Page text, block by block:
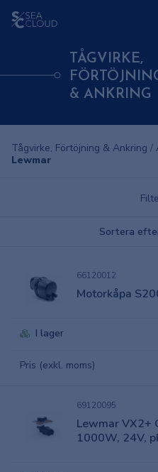
TÅGVIRKE,
& ANKRING
Tågvirke, Förtöjning & Ankring /
Lewmar
Sortera
66120012
Motorkåpa
I lager
Pris (exkl. moms)
69120095
Lewmar VX2+
1000W, 24V,